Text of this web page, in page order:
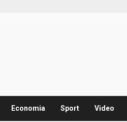
Economia Sport Video